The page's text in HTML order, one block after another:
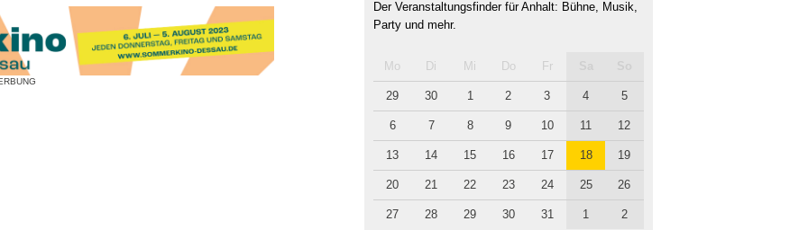
Der Veranstaltungsfinder für Anhalt: Bühne, Musik,
Party und mehr.
Mo Di Mi Do Fr
29 30 1 2 3 4 5
6 7 8 9 10 11 12
13 14 15 16 17 18 19
20 21 22 23 24 25 26
27 28 29 30 31 1 2